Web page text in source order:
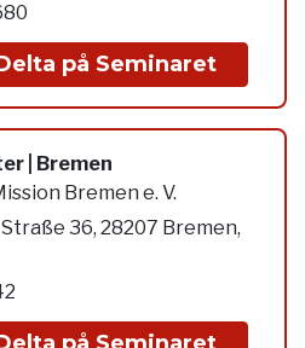
på Seminaret
| Bremen
Bremen e. V.
36, 28207 Bremen,